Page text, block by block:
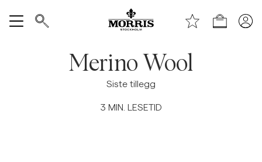
Handle
Merino Wool
Siste tillegg
3 MIN. LESETID